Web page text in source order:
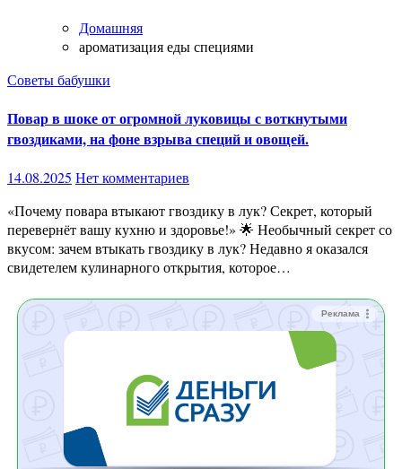
Домашняя
ароматизация еды специями
Советы бабушки
Повар в шоке от огромной луковицы с воткнутыми
гвоздиками, на фоне взрыва специй и овощей.
14.08.2025 Нет комментариев
«Почему повара втыкают гвоздику в лук? Секрет, который
перевернёт вашу кухню и здоровье!» 🌟 Необычный секрет со
вкусом: зачем втыкать гвоздику в лук? Недавно я оказался
свидетелем кулинарного открытия, которое…
Реклама